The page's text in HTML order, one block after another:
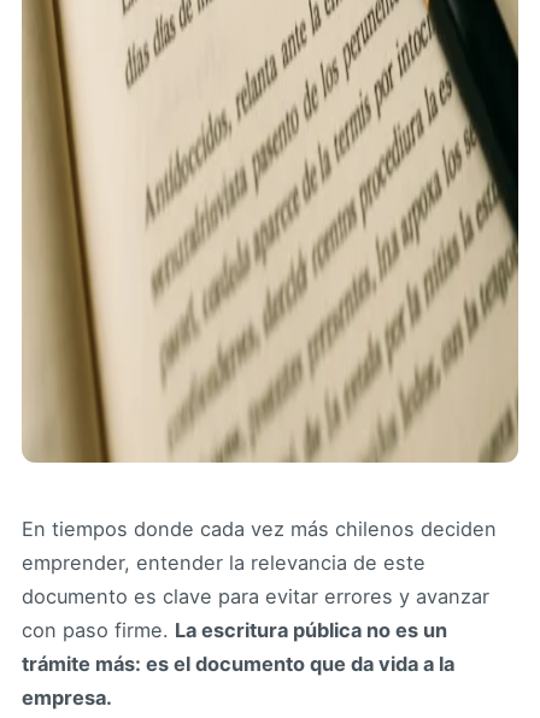
En tiempos donde cada vez más chilenos deciden
emprender, entender la relevancia de este
documento es clave para evitar errores y avanzar
con paso firme. La escritura pública no es un
trámite más: es el documento que da vida a la
empresa.